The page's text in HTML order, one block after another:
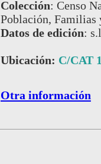
Colección: Censo
Población, Familias
Datos de edición:
Ubicación: C/CAT
Otra información